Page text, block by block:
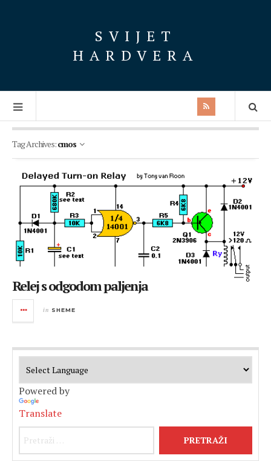
SVIJET
HARDVERA
Tag Archives:cmos
Relej s odgodom paljenja
in SHEME
Powered by
Translate